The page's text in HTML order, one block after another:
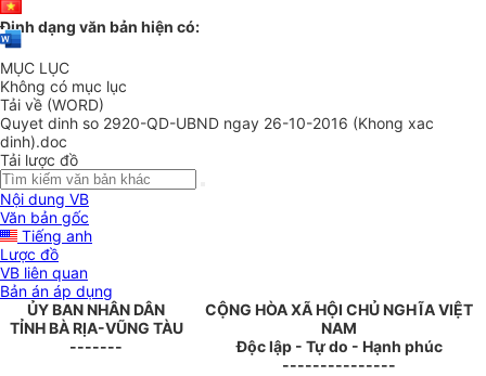
Định dạng văn bản hiện có:
MỤC LỤC
Không có mục lục
Tải về (WORD)
Quyet dinh so 2920-QD-UBND ngay 26-10-2016 (Khong xac
dinh).doc
Tải lược đồ
Nội dung VB
Văn bản gốc
Tiếng anh
Lược đồ
VB liên quan
Bản án áp dụng
ỦY BAN NHÂN DÂN
TỈNH BÀ RỊA-VŨNG TÀU
-------
CỘNG HÒA XÃ HỘI CHỦ NGHĨA VIỆT
NAM
Độc lập - Tự do - Hạnh phúc
---------------